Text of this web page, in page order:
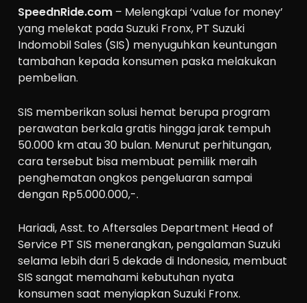
SpeednRide.com – Melengkapi ‘value for money’
yang melekat pada Suzuki Fronx, PT Suzuki
Indomobil Sales (SIS) menyuguhkan keuntungan
tambahan kepada konsumen paska melakukan
pembelian.
SIS memberikan solusi hemat berupa program
perawatan berkala gratis hingga jarak tempuh
50.000 km atau 30 bulan. Menurut perhitungan,
cara tersebut bisa membuat pemilik meraih
penghematan ongkos pengeluaran sampai
dengan Rp5.000.000,-.
Hariadi, Asst. to Aftersales Department Head of
Service PT SIS menerangkan, pengalaman Suzuki
selama lebih dari 5 dekade di Indonesia, membuat
SIS sangat memahami kebutuhan nyata
konsumen saat menyiapkan Suzuki Fronx.